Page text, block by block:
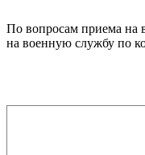
По вопросам приема на
на военную службу по